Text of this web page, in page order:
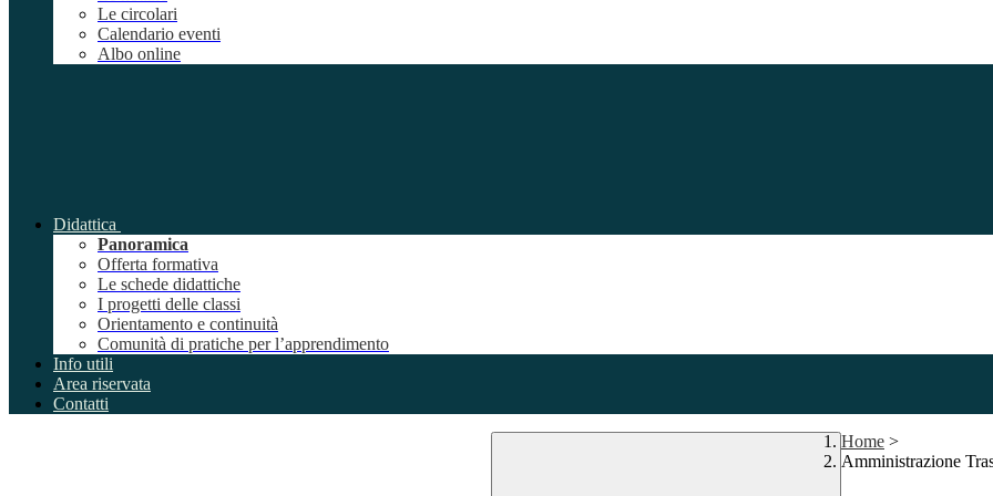
Le circolari
Calendario eventi
Albo online
Didattica
Panoramica
Offerta formativa
Le schede didattiche
I progetti delle classi
Orientamento e continuità
Comunità di pratiche per l’apprendimento
Info utili
Area riservata
Contatti
Home >
Amministrazione